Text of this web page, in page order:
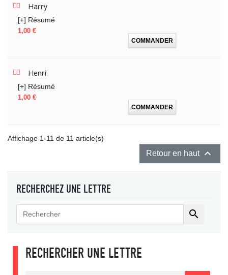
Harry
[+] Résumé
Prix
1,00 €
COMMANDER
Henri
[+] Résumé
Prix
1,00 €
COMMANDER
Affichage 1-11 de 11 article(s)
Retour en haut 
RECHERCHEZ UNE LETTRE

RECHERCHER UNE LETTRE